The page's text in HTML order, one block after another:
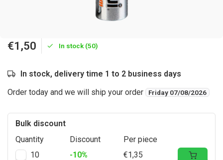
€1,50 In stock (50)
In stock, delivery time 1 to 2 business days
Order today and we will ship your order
Friday 07/08/2026
Bulk discount
Quantity
Discount
Per piece
10
-10% €1,35